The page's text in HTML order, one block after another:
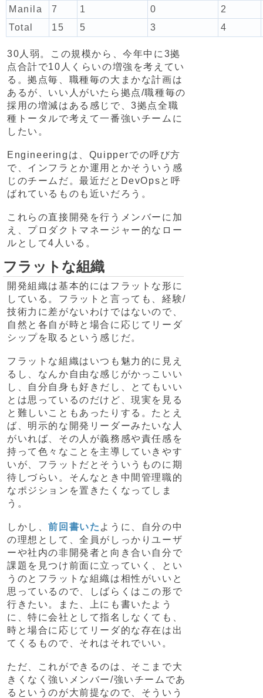
Manila
7 1 0
2
Total
15 5 3 4
30人弱。この規模から、今年中に3拠
点合計で10人くらいの増強を考えてい
る。拠点毎、職種毎の大まかな計画は
あるが、いい人がいたら拠点/職種毎の
採用の増減はある感じで、3拠点全職
種トータルで考えて一番強いチームに
したい。
Engineeringは、Quipperでの呼び方
で、インフラとか運用とかそういう感
じのチームだ。最近だとDevOpsと呼
ばれているものも近いだろう。
これらの直接開発を行うメンバーに加
え、プロダクトマネージャー的なロー
ルとして4人いる。
フラットな組織
開発組織は基本的にはフラットな形に
している。フラットと言っても、経験/
技術力に差がないわけではないので、
自然と各自が時と場合に応じてリーダ
シップを取るという感じだ。
フラットな組織はいつも魅力的に見え
るし、なんか自由な感じがかっこいい
し、自分自身も好きだし、とてもいい
とは思っているのだけど、現実を見る
と難しいこともあったりする。たとえ
ば、明示的な開発リーダーみたいな人
がいれば、その人が義務感や責任感を
持って色々なことを主導していきやす
いが、フラットだとそういうものに期
待しづらい。そんなとき中間管理職的
なポジションを置きたくなってしま
う。
しかし、前回書いた ように、自分の中
の理想として、全員がしっかりユーザ
ーや社内の非開発者と向き合い自分で
課題を見つけ前面に立っていく、とい
うのとフラットな組織は相性がいいと
思っているので、しばらくはこの形で
行きたい。また、上にも書いたよう
に、特に会社として指名しなくても、
時と場合に応じてリーダ的な存在は出
てくるもので、それはそれでいい。
ただ、これができるのは、そこまで大
きくなく強いメンバー/強いチームであ
るというのが大前提なので、そういう